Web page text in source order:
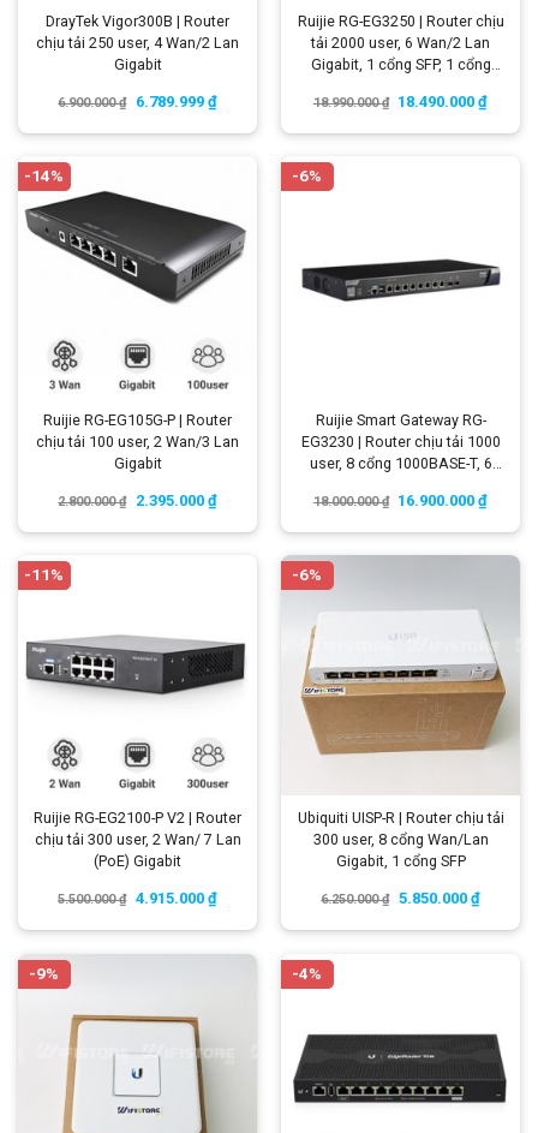
DrayTek Vigor300B | Router
chịu tải 250 user, 4 Wan/2 Lan
Gigabit
6.900.000₫ 6.789.999 ₫
Ruijie RG-EG3250 | Router chịu
tải 2000 user, 6 Wan/2 Lan
Gigabit, 1 cổng SFP, 1 cổng
18.990.000₫ 18.490.000₫
-14%
Ruijie RG-EG105G-P | Router
chịu tải 100 user, 2 Wan/3 Lan
Gigabit
2.800.000₫ 2.395.000 ₫
-6%
Ruijie Smart Gateway RG-
EG3230 | Router chịu tải 1000
user, 8 cổng 1000BASE-T, 6
18.000.000₫ 16.900.000₫
-11%
Ruijie RG-EG2100-P V2 | Router
chịu tải 300 user, 2 Wan/ 7 Lan
(PoE) Gigabit
5.500.000₫ 4.915.000 ₫
-6%
Ubiquiti UISP-R | Router chịu tải
300 user, 8 cổng Wan/Lan
Gigabit, 1 cổng SFP
6.250.000₫ 5.850.000 ₫
-9% -4%